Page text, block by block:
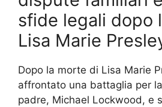
sfide legali dopo
Lisa Marie
Dopo la morte di Lisa Marie
affrontato una battaglia per
padre, Michael Lockwood, e